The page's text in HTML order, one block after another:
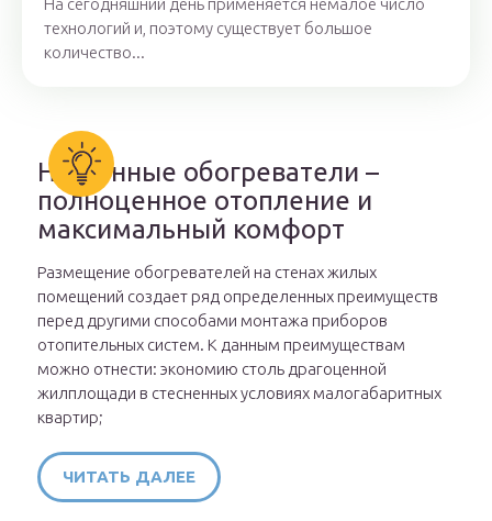
На сегодняшний день применяется немалое число
технологий и, поэтому существует большое
количество...
Настенные обогреватели –
полноценное отопление и
максимальный комфорт
Размещение обогревателей на стенах жилых
помещений создает ряд определенных преимуществ
перед другими способами монтажа приборов
отопительных систем. К данным преимуществам
можно отнести: экономию столь драгоценной
жилплощади в стесненных условиях малогабаритных
квартир;
ЧИТАТЬ ДАЛЕЕ